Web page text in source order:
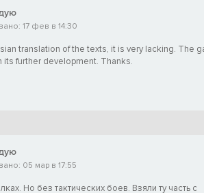
17 фев в 14:30
translation of the texts, it is very lacking. The
its further development. Thanks.
05 мар в 17:55
Но без тактических боев. Взяли ту часть с